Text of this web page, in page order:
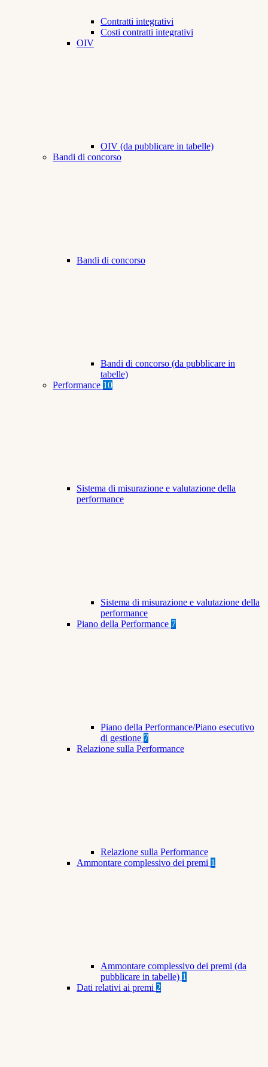
Contratti integrativi
Costi contratti integrativi
OIV
OIV (da pubblicare in tabelle)
Bandi di concorso
Bandi di concorso
Bandi di concorso (da pubblicare in
tabelle)
Performance 10
Sistema di misurazione e valutazione della
performance
Sistema di misurazione e valutazione della
performance
Piano della Performance 7
Piano della Performance/Piano esecutivo
di gestione 7
Relazione sulla Performance
Relazione sulla Performance
Ammontare complessivo dei premi 1
Ammontare complessivo dei premi (da
pubblicare in tabelle) 1
Dati relativi ai premi 2